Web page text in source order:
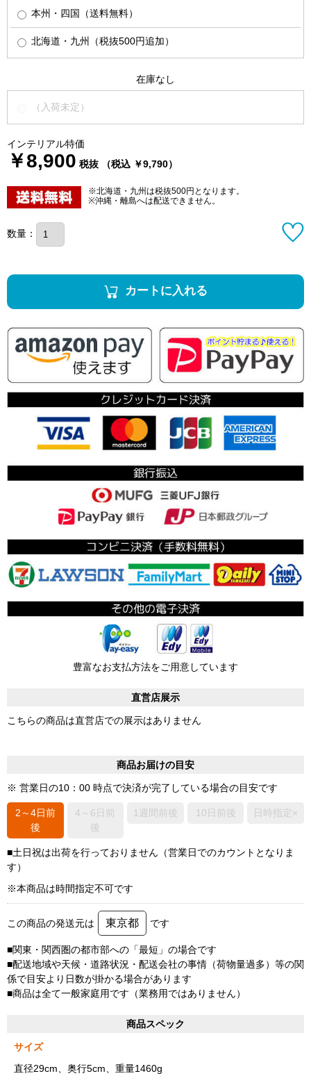
本州・四国（送料無料）
北海道・九州（税抜500円追加）
在庫なし
（入荷未定）
インテリアル特価
￥8,900 税抜 （税込 ￥9,790）
※北海道・九州は税抜500円となります。
※沖縄・離島へは配送できません。
数量：
カートに入れる
豊富なお支払方法をご用意しています
直営店展示
こちらの商品は直営店での展示はありません
商品お届けの目安
※ 営業日の10：00 時点で決済が完了している場合の目安です
2～4日前
後
4～6日前
後
1週間前後 10日前後 日時指定×
■土日祝は出荷を行っておりません（営業日でのカウントとなりま
す）
※本商品は時間指定不可です
この商品の発送元は 東京都 です
■関東・関西圏の都市部への「最短」の場合です
■配送地域や天候・道路状況・配送会社の事情（荷物量過多）等の関
係で目安より日数が掛かる場合があります
■商品は全て一般家庭用です（業務用ではありません）
商品スペック
サイズ
直径29cm、奥行5cm、重量1460g